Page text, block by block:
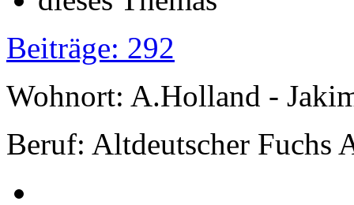
Beiträge: 292
Wohnort: A.Holland -
Beruf: Altdeutscher Fuchs